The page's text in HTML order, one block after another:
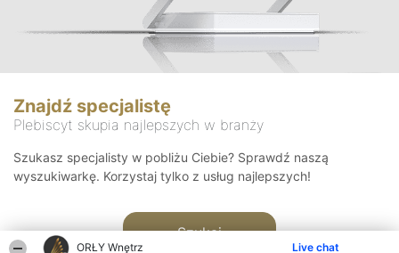
ORŁY Wnętrz Live chat
Znajdź specjalistę
Plebiscyt skupia najlepszych w branży
Szukasz specjalisty w pobliżu Ciebie? Sprawdź naszą
wyszukiwarkę. Korzystaj tylko z usług najlepszych!
Szukaj